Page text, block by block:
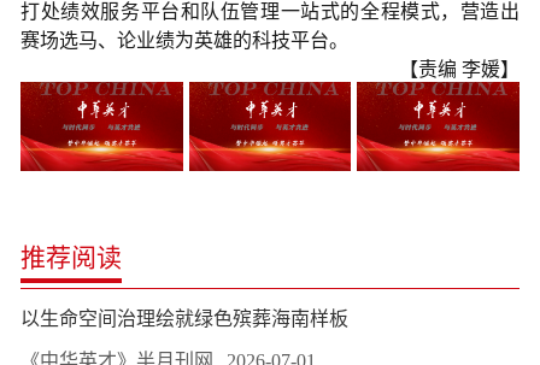
打处绩效服务平台和队伍管理一站式的全程模式，营造出
赛场选马、论业绩为英雄的科技平台。
【责编 李媛】
推荐阅读
以生命空间治理绘就绿色殡葬海南样板